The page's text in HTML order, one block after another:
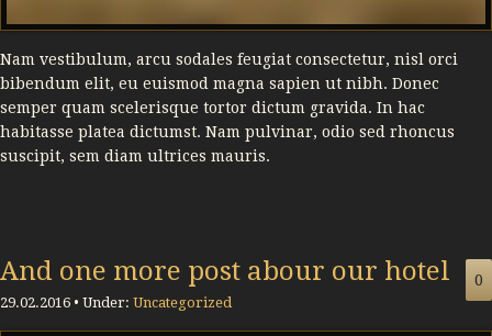
Nam vestibulum, arcu sodales feugiat consectetur, nisl orci
bibendum elit, eu euismod magna sapien ut nibh. Donec
semper quam scelerisque tortor dictum gravida. In hac
habitasse platea dictumst. Nam pulvinar, odio sed rhoncus
suscipit, sem diam ultrices mauris.
And one more post abour our hotel
29.02.2016 • Under: Uncategorized
0